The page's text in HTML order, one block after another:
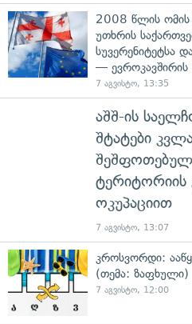
2008 წლის ომის
უთხრის
სუვერენიტეტსა
— ევროკავშირის
7 აგვისტო, 13:35
აშშ-ის
შტატები
ტერიტორიის
ოკუპაციით
7 აგვისტო, 13:07
კროსვორდი:
(თემა: ზაფხული)
7 აგვისტო, 12:00